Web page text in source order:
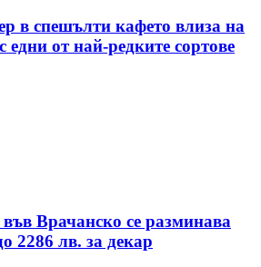
в спешълти кафето влиза на
едни от най-редките сортове
Врачанско се разминава
2286 лв. за декар